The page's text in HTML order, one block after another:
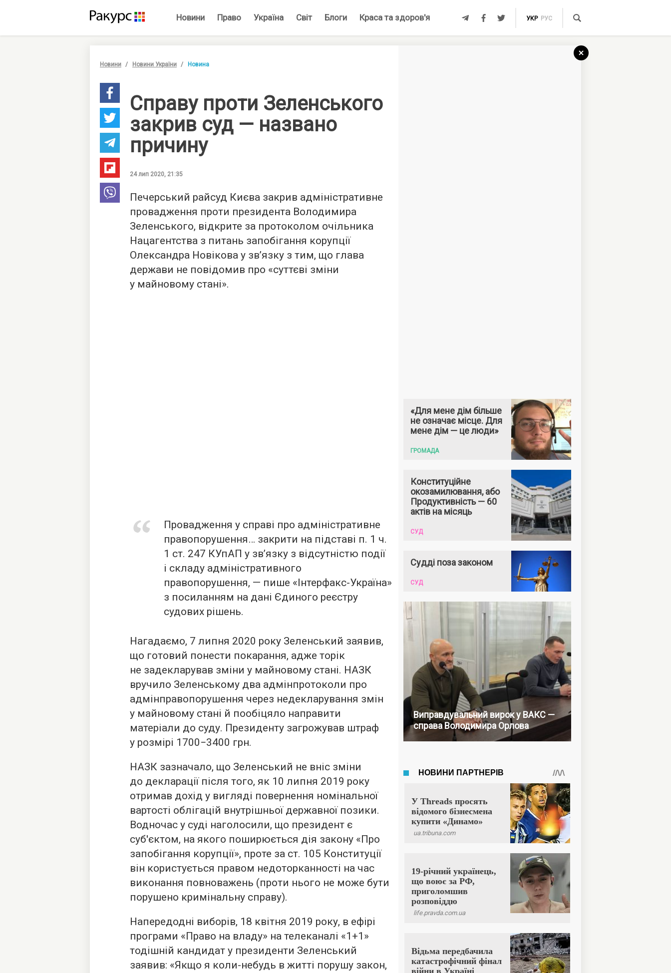
Новини Право Україна Світ Блоги Краса та здоров'я УКР РУС
Новини Новини України Новина
Справу проти Зеленського
закрив суд — названо
причину
24 лип 2020, 21:35
Печерський райсуд Києва закрив адміністративне
провадження проти президента Володимира
Зеленського, відкрите за протоколом очільника
Нацагентства з питань запобігання корупції
Олександра Новікова у зв’язку з тим, що глава
держави не повідомив про «суттєві зміни
у майновому стані».
Провадження у справі про адміністративне
правопорушення… закрити на підставі п. 1 ч.
1 ст. 247 КУпАП у зв’язку з відсутністю події
і складу адміністративного
правопорушення, — пише «Інтерфакс-Україна»
з посиланням на дані Єдиного реєстру
судових рішень.
Нагадаємо, 7 липня 2020 року Зеленський заявив,
що готовий понести покарання, адже торік
не задекларував зміни у майновому стані. НАЗК
вручило Зеленському два адмінпротоколи про
адмінправопорушення через недекларування змін
у майновому стані й пообіцяло направити
матеріали до суду. Президенту загрожував штраф
у розмірі 1700−3400 грн.
НАЗК зазначало, що Зеленський не вніс зміни
до декларації після того, як 10 липня 2019 року
отримав дохід у вигляді повернення номінальної
вартості облігацій внутрішньої державної позики.
Водночас у суді наголосили, що президент є
суб'єктом, на якого поширюється дія закону «Про
запобігання корупції», проте за ст. 105 Конституції
він користується правом недоторканності на час
виконання повноважень (проти нього не може бути
порушено кримінальну справу).
Напередодні виборів, 18 квітня 2019 року, в ефірі
програми «Право на владу» на телеканалі «1+1»
тодішній кандидат у президенти Зеленський
заявив: «Якщо я коли-небудь в житті порушу закон,
«Для мене дім більше
не означає місце. Для
мене дім — це люди»
ГРОМАДА
Конституційне
окозамилювання, або
Продуктивність — 60
актів на місяць
СУД
Судді поза законом
СУД
Виправдувальний вирок у ВАКС —
справа Володимира Орлова